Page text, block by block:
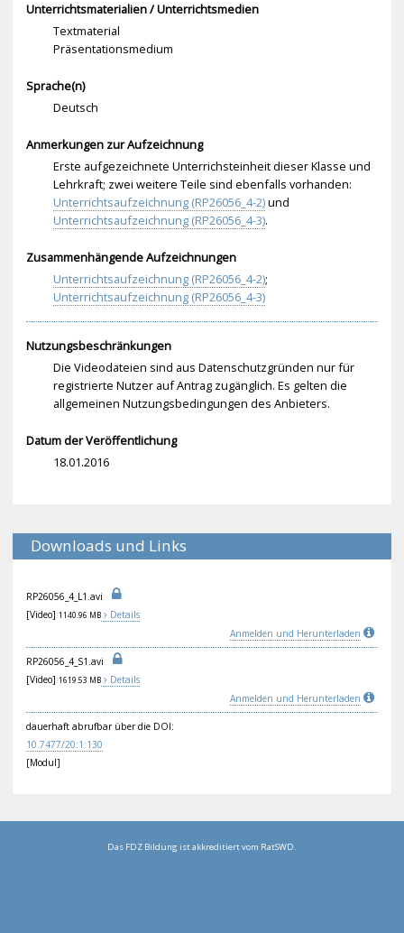
Unterrichtsmaterialien / Unterrichtsmedien
Textmaterial
Präsentationsmedium
Sprache(n)
Deutsch
Anmerkungen zur Aufzeichnung
Erste aufgezeichnete Unterrichsteinheit dieser Klasse und
Lehrkraft; zwei weitere Teile sind ebenfalls vorhanden:
Unterrichtsaufzeichnung (RP26056_4-2)und
Unterrichtsaufzeichnung (RP26056_4-3).
Zusammenhängende Aufzeichnungen
Unterrichtsaufzeichnung (RP26056_4-2);
Unterrichtsaufzeichnung (RP26056_4-3)
Nutzungsbeschränkungen
Die Videodateien sind aus Datenschutzgründen nur für
registrierte Nutzer auf Antrag zugänglich. Es gelten die
allgemeinen Nutzungsbedingungen des Anbieters.
Datum der Veröffentlichung
18.01.2016
Downloads und Links
RP26056_4_L1 .avi
[Video] 1140.96 MB
Details
Anmelden und Herunterladen
RP26056_4_S1 .avi
[Video] 1619.53 MB
Details
Anmelden und Herunterladen
dauerhaft abrufbar über die DOI:
10. 7477/20:1 :130
[Modul]
Das FDZ Bildung ist akkreditiert vom RatSWD.